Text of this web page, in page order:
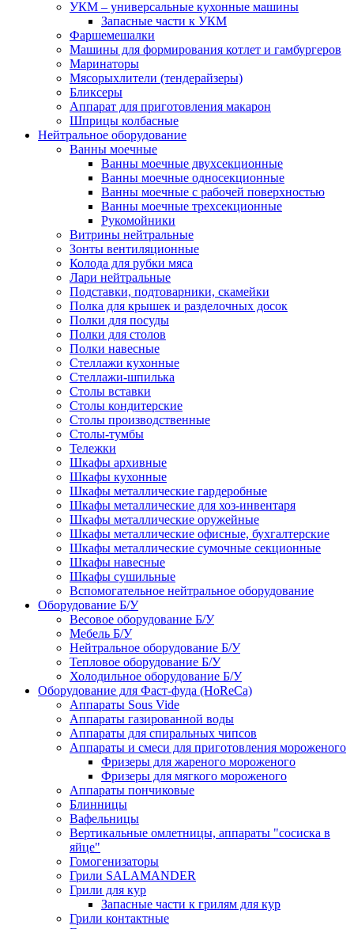
УКМ – универсальные кухонные машины
Запасные части к УКМ
Фаршемешалки
Машины для формирования котлет и гамбургеров
Маринаторы
Мясорыхлители (тендерайзеры)
Бликсеры
Аппарат для приготовления макарон
Шприцы колбасные
Нейтральное оборудование
Ванны моечные
Ванны моечные двухсекционные
Ванны моечные односекционные
Ванны моечные с рабочей поверхностью
Ванны моечные трехсекционные
Рукомойники
Витрины нейтральные
Зонты вентиляционные
Колода для рубки мяса
Лари нейтральные
Подставки, подтоварники, скамейки
Полка для крышек и разделочных досок
Полки для посуды
Полки для столов
Полки навесные
Стеллажи кухонные
Стеллажи-шпилька
Столы вставки
Столы кондитерские
Столы производственные
Столы-тумбы
Тележки
Шкафы архивные
Шкафы кухонные
Шкафы металлические гардеробные
Шкафы металлические для хоз-инвентаря
Шкафы металлические оружейные
Шкафы металлические офисные, бухгалтерские
Шкафы металлические сумочные секционные
Шкафы навесные
Шкафы сушильные
Вспомогательное нейтральное оборудование
Оборудование Б/У
Весовое оборудование Б/У
Мебель Б/У
Нейтральное оборудование Б/У
Тепловое оборудование Б/У
Холодильное оборудование Б/У
Оборудование для Фаст-фуда (HoReCa)
Аппараты Sous Vide
Аппараты газированной воды
Аппараты для спиральных чипсов
Аппараты и смеси для приготовления мороженого
Фризеры для жареного мороженого
Фризеры для мягкого мороженого
Аппараты пончиковые
Блинницы
Вафельницы
Вертикальные омлетницы, аппараты "сосиска в
яйце"
Гомогенизаторы
Грили SALAMANDER
Грили для кур
Запасные части к грилям для кур
Грили контактные